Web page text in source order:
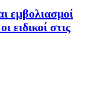
εμβολιασμοί
ειδικοί στις